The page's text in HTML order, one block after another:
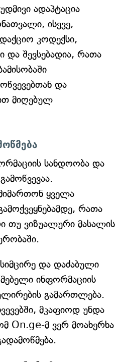
ადაპტაცია
ისევე,
კოდექსი,
და შევსებადია, რათა
და
მიღებულ
სანდოობა და
ყველა
რათა
თუ ვიზუალური მასალის
და დაძაბული
ინფორმაციის
გამართლება.
მკაფიოდ უნდა
On.ge-მ ვერ მოახერხა